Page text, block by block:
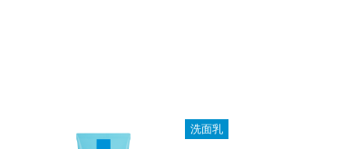
洗面乳